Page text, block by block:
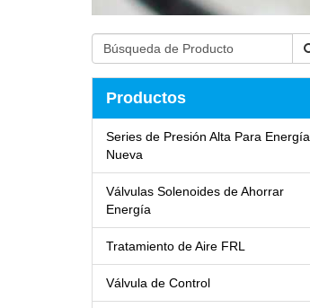
Productos
Series de Presión Alta Para Energía
Nueva
Válvulas Solenoides de Ahorrar
Energía
Tratamiento de Aire FRL
Válvula de Control